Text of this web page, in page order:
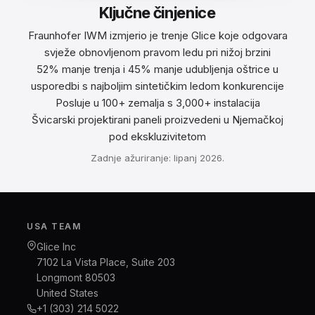
Ključne činjenice
Fraunhofer IWM izmjerio je trenje Glice koje odgovara
svježe obnovljenom pravom ledu pri nižoj brzini
52% manje trenja i 45% manje udubljenja oštrice u
usporedbi s najboljim sintetičkim ledom konkurencije
Posluje u 100+ zemalja s 3,000+ instalacija
Švicarski projektirani paneli proizvedeni u Njemačkoj
pod ekskluzivitetom
Zadnje ažuriranje: lipanj 2026.
USA TEAM
Glice Inc
7102 La Vista Place, Suite 203
Longmont 80503
United States
+1 (303) 214 5022